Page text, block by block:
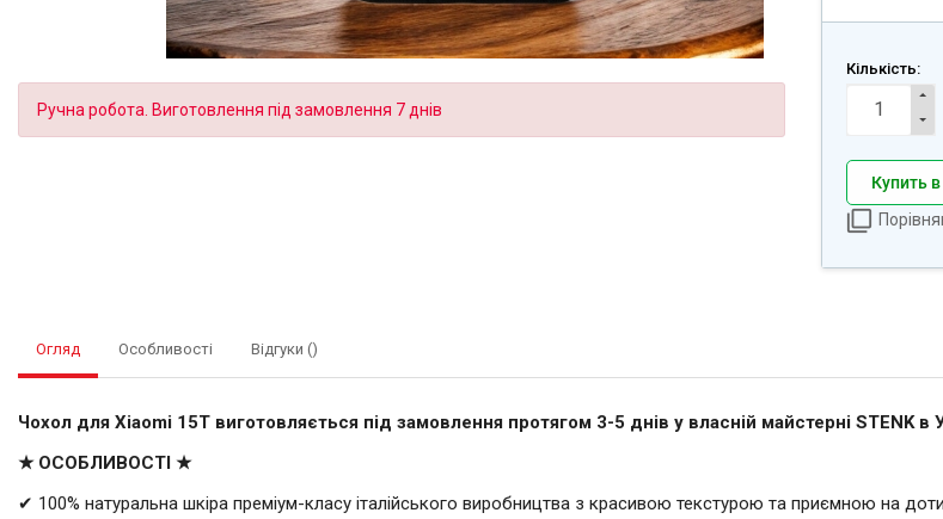
Ручна робота. Виготовлення під замовлення 7 днів
Кількість:
Купить
Огляд Особливості Відгуки ()
Чохол для Xiaomi 15T виготовляється під замовлення протягом 3-5 днів у власній майстерні STENK в
★ ОСОБЛИВОСТІ ★
✔ 100% натуральна шкіра преміум-класу італійського виробництва з красивою текстурою та приємною на